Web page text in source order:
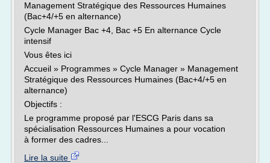
Management Stratégique des Ressources Humaines
(Bac+4/+5 en alternance)
Cycle Manager Bac +4, Bac +5 En alternance Cycle
intensif
Vous êtes ici
Accueil » Programmes » Cycle Manager » Management
Stratégique des Ressources Humaines (Bac+4/+5 en
alternance)
Objectifs :
Le programme proposé par l'ESCG Paris dans sa
spécialisation Ressources Humaines a pour vocation
à former des cadres...
Lire la suite